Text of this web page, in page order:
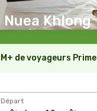
Hôtels à Nuea Khlong
de voyageurs Prime